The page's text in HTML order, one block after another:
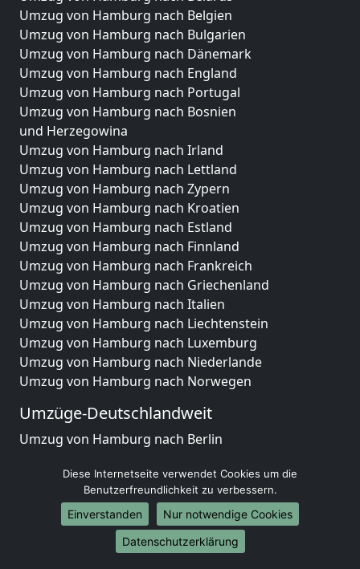
Umzug von Hamburg nach Belgien
Umzug von Hamburg nach Bulgarien
Umzug von Hamburg nach Dänemark
Umzug von Hamburg nach England
Umzug von Hamburg nach Portugal
Umzug von Hamburg nach Bosnien
und Herzegowina
Umzug von Hamburg nach Irland
Umzug von Hamburg nach Lettland
Umzug von Hamburg nach Zypern
Umzug von Hamburg nach Kroatien
Umzug von Hamburg nach Estland
Umzug von Hamburg nach Finnland
Umzug von Hamburg nach Frankreich
Umzug von Hamburg nach Griechenland
Umzug von Hamburg nach Italien
Umzug von Hamburg nach Liechtenstein
Umzug von Hamburg nach Luxemburg
Umzug von Hamburg nach Niederlande
Umzug von Hamburg nach Norwegen
Umzüge-Deutschlandweit
Umzug von Hamburg nach Berlin
Umzug von Hamburg nach München
Umzug von Hamburg nach Köln
Umzug von Hamburg nach Frankfurt am Main
Umzug von Hamburg nach Stuttgart
Umzug von Hamburg nach Düsseldorf
Diese Internetseite verwendet Cookies um die
Benutzerfreundlichkeit zu verbessern.
Einverstanden
Nur notwendige Cookies
Datenschutzerklärung